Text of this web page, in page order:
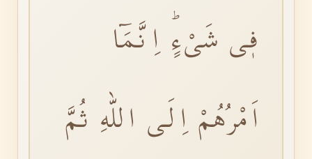
فٖى شَىْءٍۜ اِنَّمَٓا
اَمْرُهُمْ اِلَى اللّٰهِ ثُمَّ